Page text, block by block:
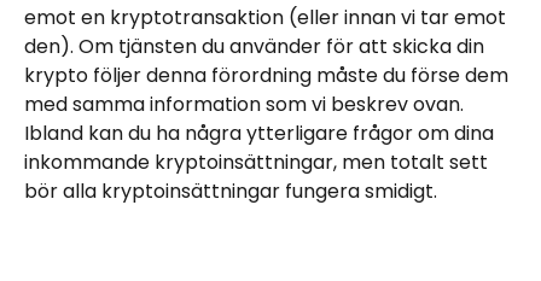
emot en kryptotransaktion (eller innan vi tar emot
den). Om tjänsten du använder för att skicka din
krypto följer denna förordning måste du förse dem
med samma information som vi beskrev ovan.
Ibland kan du ha några ytterligare frågor om dina
inkommande kryptoinsättningar, men totalt sett
bör alla kryptoinsättningar fungera smidigt.